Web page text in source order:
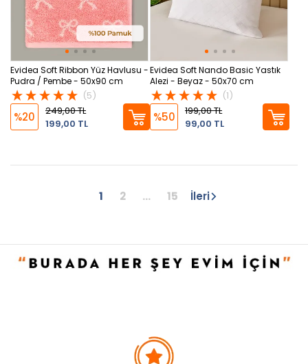
Evidea Soft Ribbon Yüz Havlusu -
Pudra / Pembe - 50x90 cm
(5)
%20
249,00 TL
199,00 TL
Evidea Soft Nando Basic Yastık
Alezi - Beyaz - 50x70 cm
(1)
%50
199,00 TL
99,00 TL
1 2 ... 15 İleri